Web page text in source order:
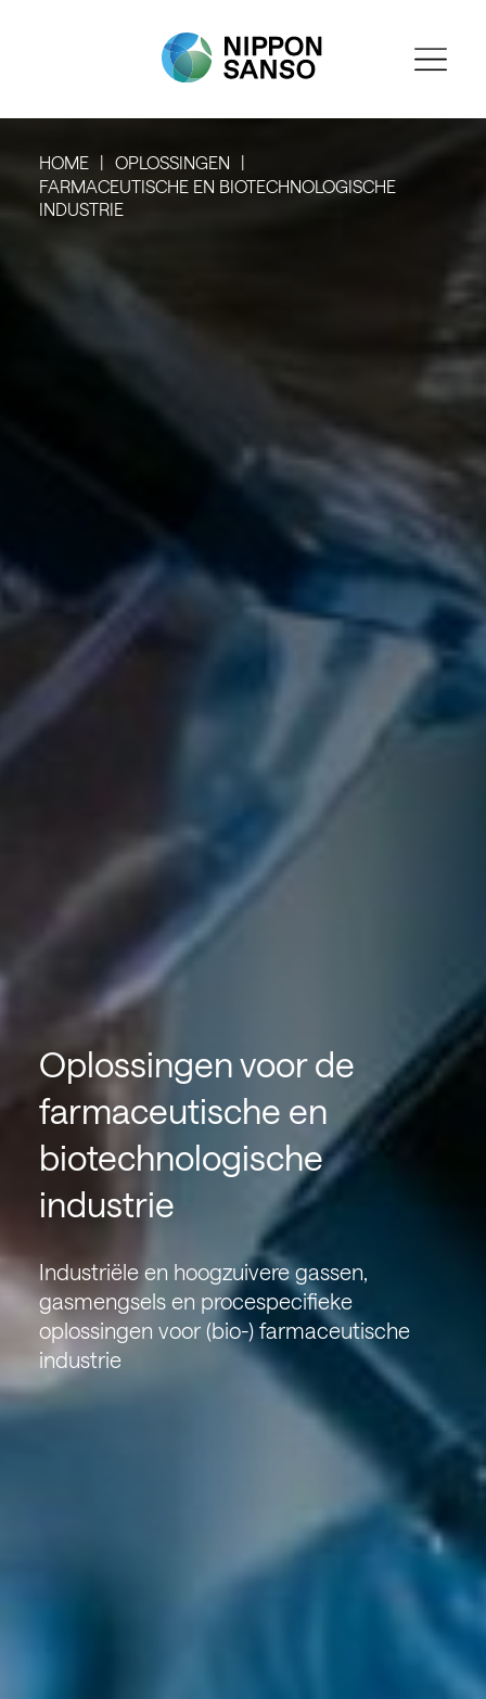
HOME
OPLOSSINGEN
FARMACEUTISCHE EN BIOTECHNOLOGISCHE
INDUSTRIE
Oplossingen voor de
farmaceutische en
biotechnologische
industrie
Industriële en hoogzuivere gassen,
gasmengsels en procespecifieke
oplossingen voor (bio-) farmaceutische
industrie